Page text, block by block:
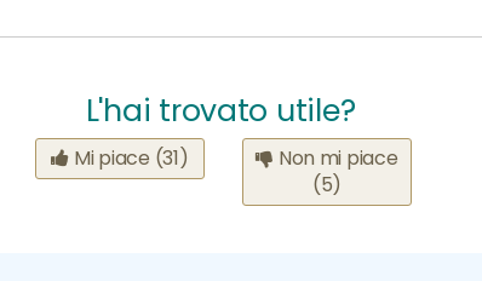
L'hai trovato utile?
Mi piace (31)
Non mi piace
(5)